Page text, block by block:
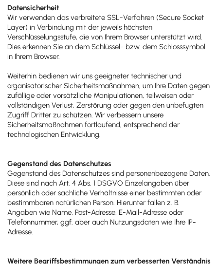
Datensicherheit
Wir verwenden das verbreitete SSL-Verfahren (Secure Socket
Layer) in Verbindung mit der jeweils höchsten
Verschlüsselungsstufe, die von Ihrem Browser unterstützt wird.
Dies erkennen Sie an dem Schlüssel- bzw. dem Schlosssymbol
in Ihrem Browser.
Weiterhin bedienen wir uns geeigneter technischer und
organisatorischer Sicherheitsmaßnahmen, um Ihre Daten gegen
zufällige oder vorsätzliche Manipulationen, teilweisen oder
vollständigen Verlust, Zerstörung oder gegen den unbefugten
Zugriff Dritter zu schützen. Wir verbessern unsere
Sicherheitsmaßnahmen fortlaufend, entsprechend der
technologischen Entwicklung.
Gegenstand des Datenschutzes
Gegenstand des Datenschutzes sind personenbezogene Daten.
Diese sind nach Art. 4 Abs. 1 DSGVO Einzelangaben über
persönlich oder sachliche Verhältnisse einer bestimmten oder
bestimmbaren natürlichen Person. Hierunter fallen z. B.
Angaben wie Name, Post-Adresse, E-Mail-Adresse oder
Telefonnummer, ggf. aber auch Nutzungsdaten wie Ihre IP-
Adresse.
Weitere Begriffsbestimmungen zum verbesserten Verständnis